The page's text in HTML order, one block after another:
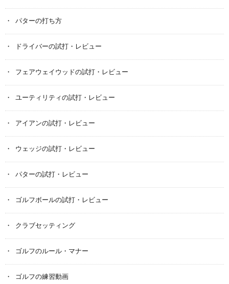
パターの打ち方
ドライバーの試打・レビュー
フェアウェイウッドの試打・レビュー
ユーティリティの試打・レビュー
アイアンの試打・レビュー
ウェッジの試打・レビュー
パターの試打・レビュー
ゴルフボールの試打・レビュー
クラブセッティング
ゴルフのルール・マナー
ゴルフの練習動画